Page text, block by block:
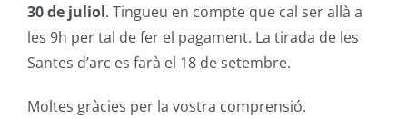
30 de juliol. Tingueu en compte que cal ser allà a
les 9h per tal de fer el pagament. La tirada de les
Santes d’arc es farà el 18 de setembre.
Moltes gràcies per la vostra comprensió.